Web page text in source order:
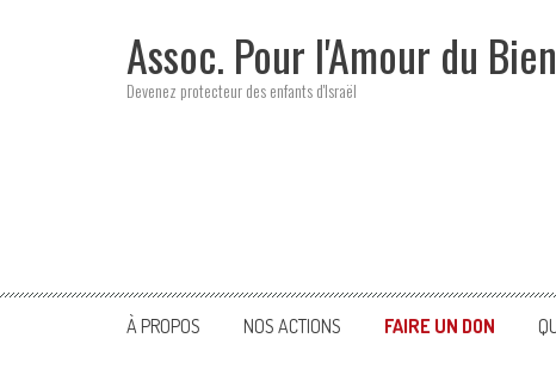
Assoc. Pour l'Amour du Bien
Devenez protecteur des enfants d'Israël
À PROPOS NOS ACTIONS FAIRE UN DON